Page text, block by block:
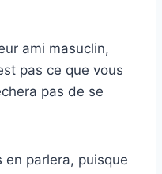
ami masuclin,
pas ce que vous
pas de se
en parlera, puisque